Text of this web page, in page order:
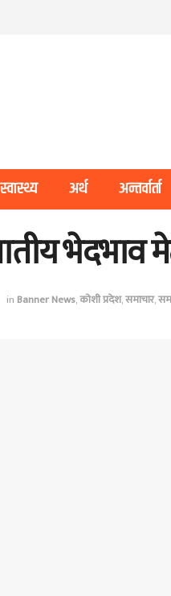
स्वास्थ्य अर्थ अन्तर्वार्ता
भेदभाव
in Banner News,कोशी प्रदेश,समाचार,